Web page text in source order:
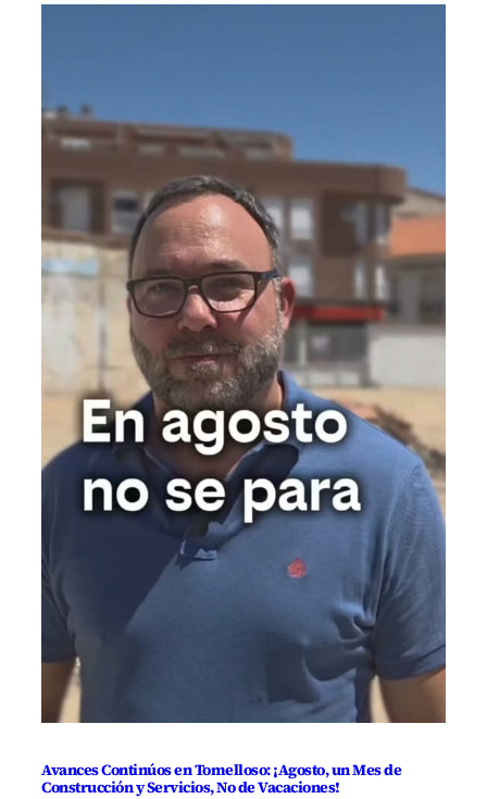
Avances Continúos en Tomelloso: ¡Agosto, un Mes de
Construcción y Servicios, No de Vacaciones!